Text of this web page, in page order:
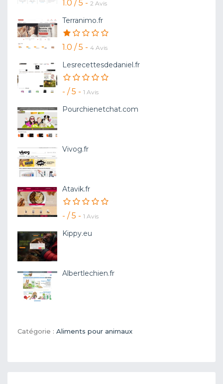
1.0 / 5 - 2 Avis
Terranimo.fr
1.0 / 5 - 4 Avis
Lesrecettesdedaniel.fr
- / 5 - 1 Avis
Pourchienetchat.com
Vivog.fr
Atavik.fr
- / 5 - 1 Avis
Kippy.eu
Albertlechien.fr
Catégorie : Aliments pour animaux